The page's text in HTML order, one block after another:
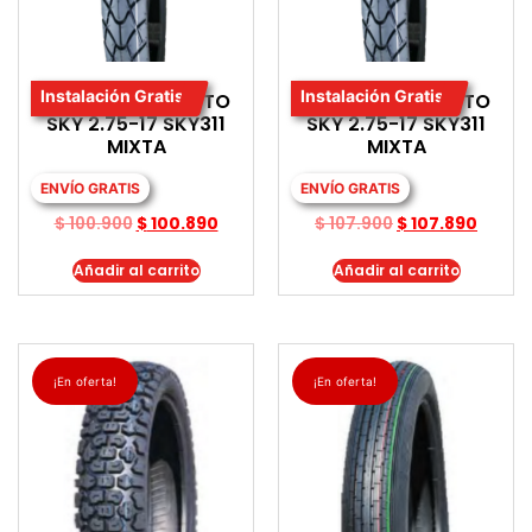
Instalación Gratis
LLANTA PARA MOTO
SKY 2.75-17 SKY311
MIXTA
ENVÍO GRATIS
$100.900 $100.890
Añadir al carrito
Instalación Gratis
LLANTA PARA MOTO
SKY 2.75-17 SKY311
MIXTA
ENVÍO GRATIS
$107.900 $107.890
Añadir al carrito
¡En oferta! ¡En oferta!